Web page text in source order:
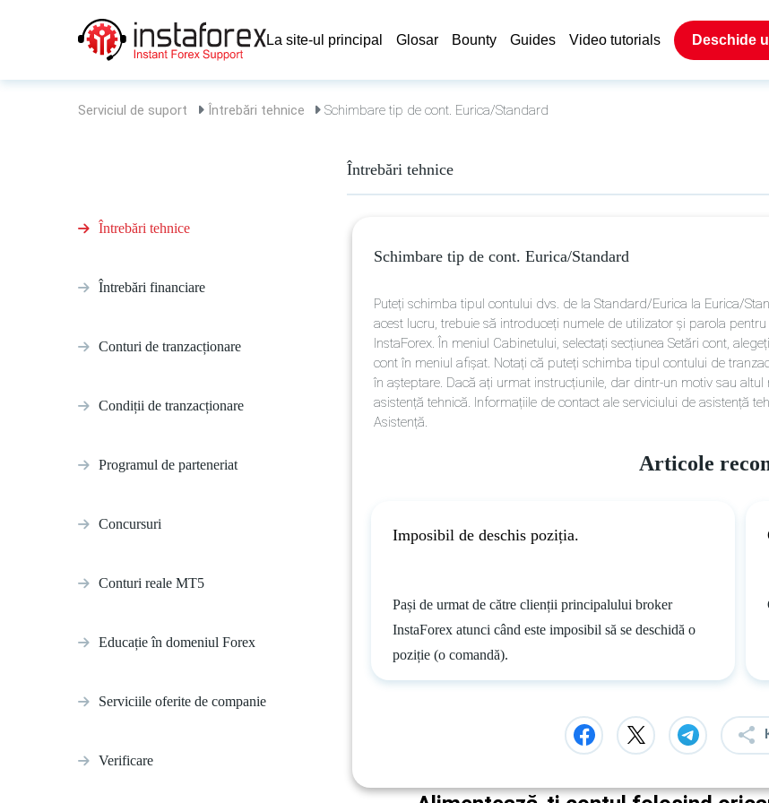
La site-ul principal Glosar Bounty Guides Video tutorials Deschide
Serviciul de suport Întrebări tehnice Schimbare tip de cont. Eurica/Standard
Întrebări tehnice
Întrebări financiare
Conturi de tranzacționare
Condiții de tranzacționare
Programul de parteneriat
Concursuri
Conturi reale MT5
Educație în domeniul Forex
Serviciile oferite de companie
Verificare
Întrebări tehnice
Schimbare tip de cont. Eurica/Standard
Puteți schimba tipul contului dvs. de la Standard/Eurica la Eurica/
acest lucru, trebuie să introduceți numele de utilizator și parola
InstaForex. În meniul Cabinetului, selectați secțiunea Setări cont,
cont în meniul afișat. Notați că puteți schimba tipul contului de
în așteptare. Dacă ați urmat instrucțiunile, dar dintr-un motiv sau
asistență tehnică. Informațiile de contact ale serviciului de asistență
Asistență.
Articole
Imposibil de deschis poziția.
Pași de urmat de către clienții principalului broker
InstaForex atunci când este imposibil să se deschidă o
poziție (o comandă).